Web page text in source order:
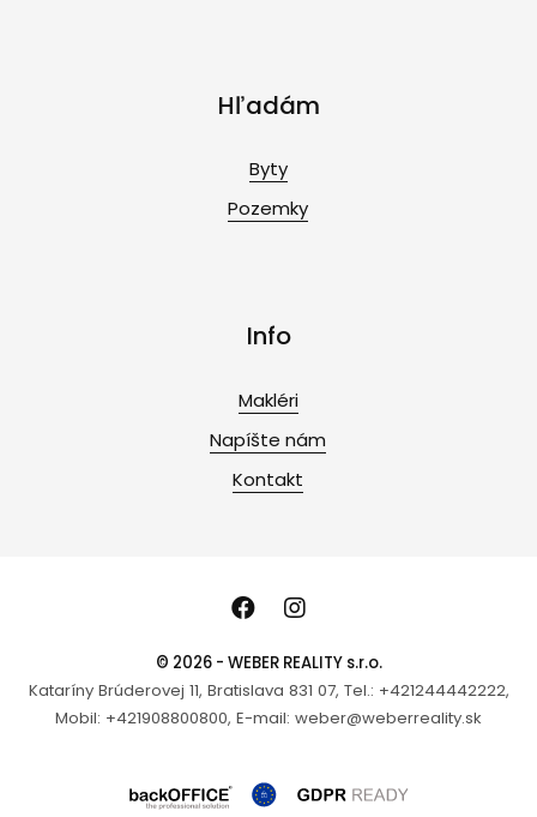
Hľadám
Byty
Pozemky
Info
Makléri
Napíšte nám
Kontakt
© 2026 - WEBER REALITY s.r.o.
Kataríny Brúderovej 11, Bratislava 831 07, Tel.: +421244442222,
Mobil: +421908800800, E-mail: weber@weberreality.sk